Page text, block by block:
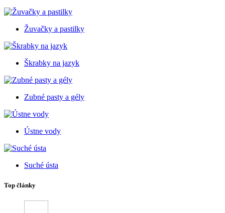
Žuvačky a pastilky
Škrabky na jazyk
Zubné pasty a gély
Ústne vody
Suché ústa
Top články